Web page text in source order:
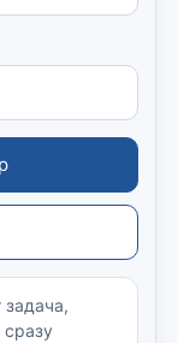
задача,